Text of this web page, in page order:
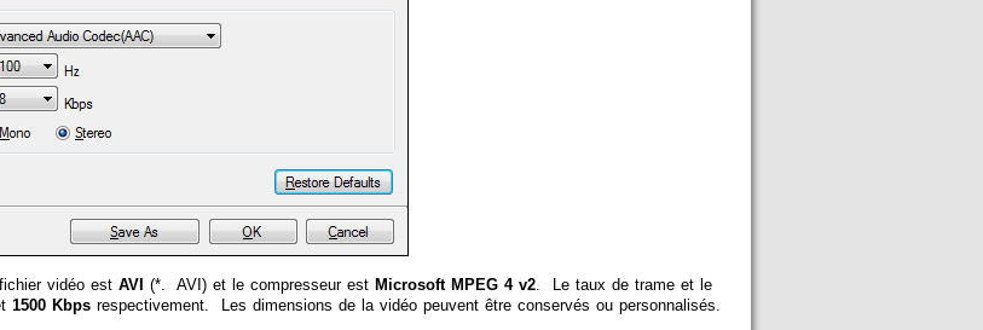
vidéo est AVI (*. AVI) et le compresseur est Microsoft MPEG 4 v2 . Le taux de trame et le
1500 Kbps respectivement. Les dimensions de la vidéo peuvent être conservés ou personnalisés.